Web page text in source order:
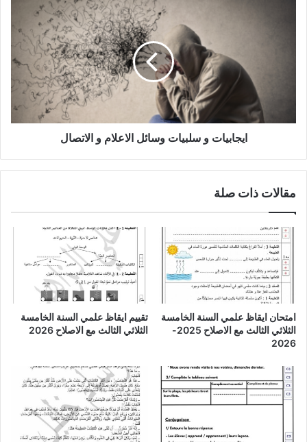
ايجابيات و سلبيات وسائل الاعلام و الاتصال
مقالات ذات صلة
امتحان ايقاظ علمي السنة الخامسة
الثلاثي الثالث مع الاصلاح 2025-
2026
تقييم ايقاظ علمي السنة الخامسة
الثلاثي الثالث مع الاصلاح 2026